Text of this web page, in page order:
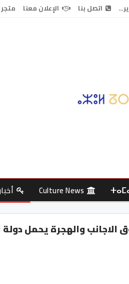
اتصل بنا الإعلان معنا
Culture News
والهجرة يحمل